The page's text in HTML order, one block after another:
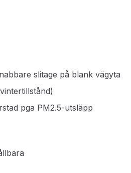
slitage på blank vägyta
pga PM2.5-utsläpp